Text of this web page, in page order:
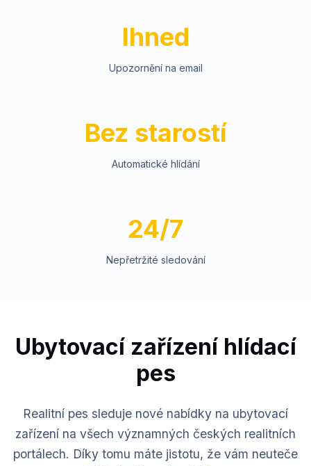
Ihned
Upozornění na email
Bez starostí
Automatické hlídání
24/7
Nepřetržité sledování
Ubytovací zařízení hlídací
pes
Realitní pes sleduje nové nabídky na ubytovací
zařízení na všech významných českých realitních
portálech. Díky tomu máte jistotu, že vám neuteče